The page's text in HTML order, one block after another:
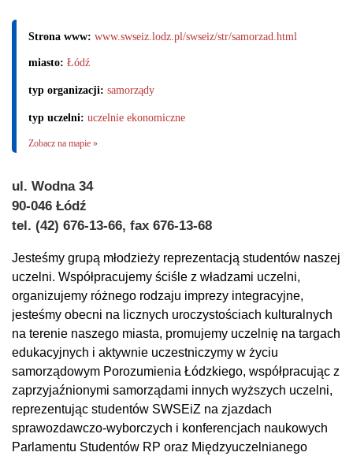
Strona www: www.swseiz.lodz.pl/swseiz/str/samorzad.html
miasto: Łódź
typ organizacji: samorządy
typ uczelni: uczelnie ekonomiczne
Zobacz na mapie »
ul. Wodna 34
90-046 Łódź
tel. (42) 676-13-66, fax 676-13-68
Jesteśmy grupą młodzieży reprezentacją studentów naszej
uczelni. Współpracujemy ściśle z władzami uczelni,
organizujemy różnego rodzaju imprezy integracyjne,
jesteśmy obecni na licznych uroczystościach kulturalnych
na terenie naszego miasta, promujemy uczelnię na targach
edukacyjnych i aktywnie uczestniczymy w życiu
samorządowym Porozumienia Łódzkiego, współpracując z
zaprzyjaźnionymi samorządami innych wyższych uczelni,
reprezentując studentów SWSEiZ na zjazdach
sprawozdawczo-wyborczych i konferencjach naukowych
Parlamentu Studentów RP oraz Międzyuczelnianego